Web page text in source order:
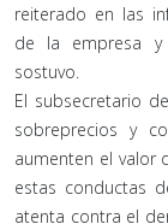
reiterado en las
de la empresa y
sostuvo.
El subsecretario
sobreprecios y
aumenten el valor
estas conductas
atenta contra el